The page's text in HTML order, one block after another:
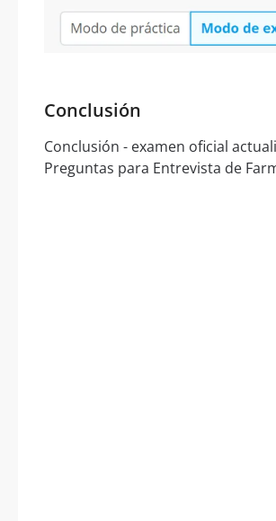
Conclusión
Conclusión - examen oficial
Preguntas para Entrevista de